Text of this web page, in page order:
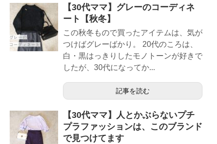
【30代ママ】グレーのコーディネ
ート【秋冬】
この秋冬もので買ったアイテムは、気が
つけばグレーばかり。 20代のころは、
白・黒はっきりしたモノトーンが好きで
したが、30代になってか...
記事を読む
【30代ママ】人とかぶらないプチ
プラファッションは、このブランド
で見つけてます